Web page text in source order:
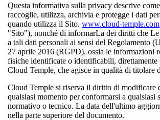
Questa informativa sulla privacy descrive
raccoglie, utilizza, archivia e protegge i dati
quando utilizza il Sito. www.cloud-temple.com
"Sito"), nonché di informarLa dei diritti che Le
a tali dati personali ai sensi del Regolamento
27 aprile 2016 (RGPD), ossia le informazioni
fisiche identificate o identificabili, direttamente
Cloud Temple, che agisce in qualità di titolare
Cloud Temple si riserva il diritto di modificare
qualsiasi momento per conformarsi a qualsiasi
normativo o tecnico. La data dell'ultimo
nella parte superiore del documento.